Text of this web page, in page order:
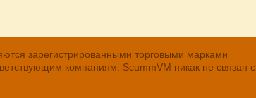
зарегистрированными торговыми марками
компаниям. ScummVM никак не связан с